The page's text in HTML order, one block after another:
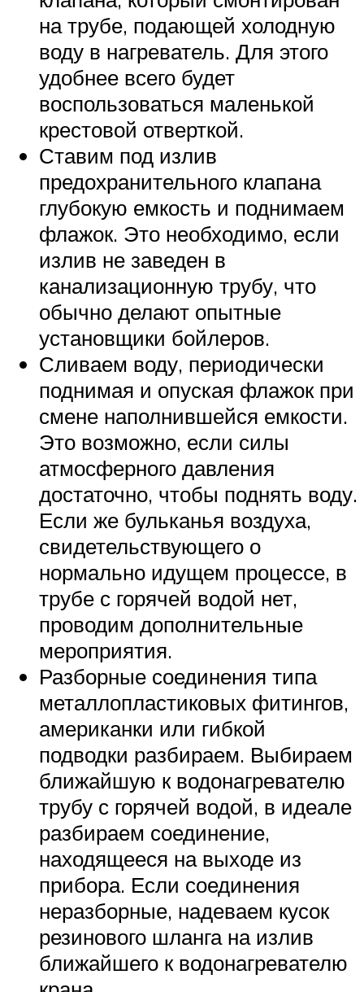
на трубе, подающей холодную
воду в нагреватель. Для этого
удобнее всего будет
воспользоваться маленькой
крестовой отверткой.
Ставим под излив
предохранительного клапана
глубокую емкость и поднимаем
флажок. Это необходимо, если
излив не заведен в
канализационную трубу, что
обычно делают опытные
установщики бойлеров.
Сливаем воду, периодически
поднимая и опуская флажок при
смене наполнившейся емкости.
Это возможно, если силы
атмосферного давления
достаточно, чтобы поднять воду.
Если же бульканья воздуха,
свидетельствующего о
нормально идущем процессе, в
трубе с горячей водой нет,
проводим дополнительные
мероприятия.
Разборные соединения типа
металлопластиковых фитингов,
американки или гибкой
подводки разбираем. Выбираем
ближайшую к водонагревателю
трубу с горячей водой, в идеале
разбираем соединение,
находящееся на выходе из
прибора. Если соединения
неразборные, надеваем кусок
резинового шланга на излив
ближайшего к водонагревателю